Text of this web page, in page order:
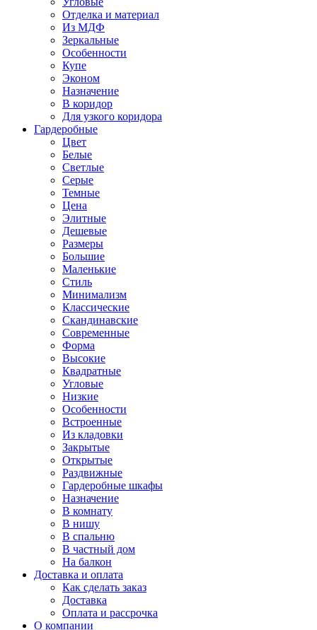
Отделка и материал
Из МДФ
Зеркальные
Особенности
Купе
Эконом
Назначение
В коридор
Для узкого коридора
Гардеробные
Цвет
Белые
Светлые
Серые
Темные
Цена
Элитные
Дешевые
Размеры
Большие
Маленькие
Стиль
Минимализм
Классические
Скандинавские
Современные
Форма
Высокие
Квадратные
Угловые
Низкие
Особенности
Встроенные
Из кладовки
Закрытые
Открытые
Раздвижные
Гардеробные шкафы
Назначение
В комнату
В нишу
В спальню
В частный дом
На балкон
Доставка и оплата
Как сделать заказ
Доставка
Оплата и рассрочка
О компании